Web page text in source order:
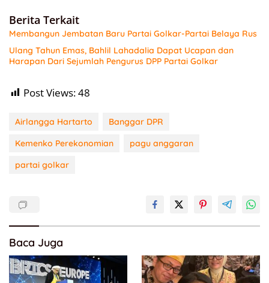
Berita Terkait
Membangun Jembatan Baru Partai Golkar-Partai Belaya Rus
Ulang Tahun Emas, Bahlil Lahadalia Dapat Ucapan dan
Harapan Dari Sejumlah Pengurus DPP Partai Golkar
Post Views:48
Airlangga Hartarto
Banggar DPR
Kemenko Perekonomian
pagu anggaran
partai golkar
Baca Juga